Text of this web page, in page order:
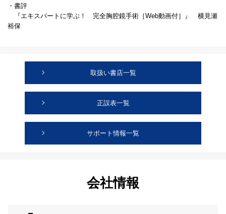
・書評
『エキスパートに学ぶ！ 完全胸腔鏡手術［Web動画付］』 横見瀬
裕保
取扱い書店一覧
正誤表一覧
サポート情報一覧
会社情報